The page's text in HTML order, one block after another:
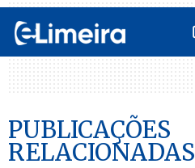
PUBLICAÇÕES
RELACIONADAS